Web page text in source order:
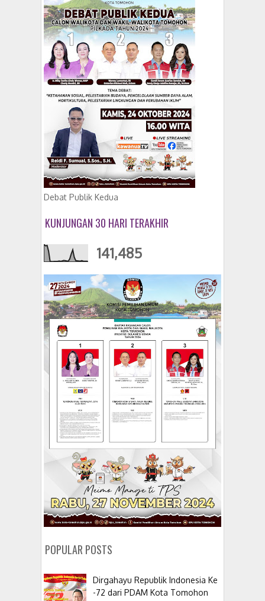
Debat Publik Kedua
KUNJUNGAN 30 HARI TERAKHIR
141,485
POPULAR POSTS
Dirgahayu Republik Indonesia Ke
-72 dari PDAM Kota Tomohon